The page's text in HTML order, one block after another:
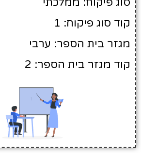
קוד סוג פיקוח: 1
מגזר בית הספר: ערבי
קוד מגזר בית הספר: 2